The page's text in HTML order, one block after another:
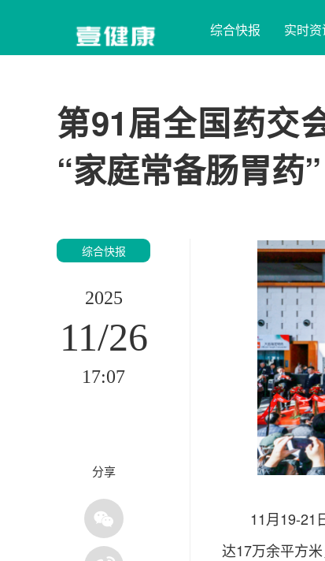
综合快报 实时
第91届全国药交
“家庭常备肠胃药
综合快报
2025
11/26
17:07
分享
11月19-21
达17万余平方